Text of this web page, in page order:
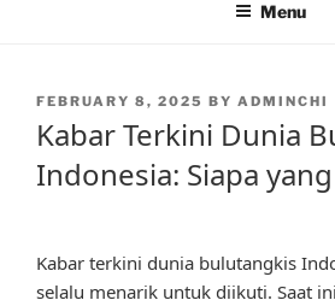
Menu
POSTED
FEBRUARY 8, 2025 BY ADMINCHI
Kabar Terkini Dunia
Indonesia: Siapa
Kabar terkini dunia bulutangkis
selalu menarik untuk diikuti. Saat